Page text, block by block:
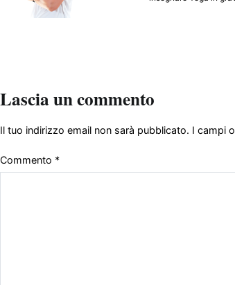
Lascia un commento
Il tuo indirizzo email non sarà pubblicato. I campi
Commento *